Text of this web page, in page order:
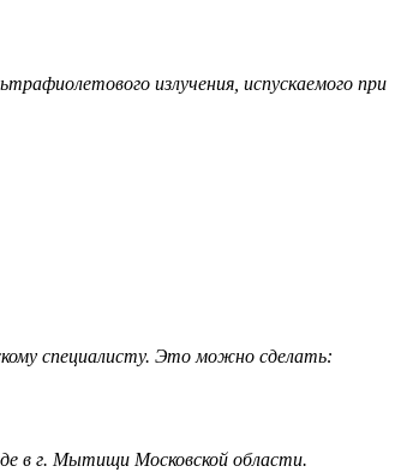
излучения, испускаемого при
специалисту. Это можно сделать:
в г. Мытищи Московской области.